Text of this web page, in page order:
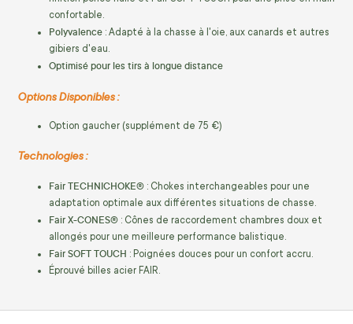
confortable.
Polyvalence : Adapté à la chasse à l'oie, aux canards et autres
gibiers d'eau.
Optimisé pour les tirs à longue distance
Options Disponibles :
Option gaucher (supplément de 75 €)
Technologies :
Fair TECHNICHOKE® : Chokes interchangeables pour une
adaptation optimale aux différentes situations de chasse.
Fair X-CONES® : Cônes de raccordement chambres doux et
allongés pour une meilleure performance balistique.
Fair SOFT TOUCH : Poignées douces pour un confort accru.
Éprouvé billes acier FAIR.